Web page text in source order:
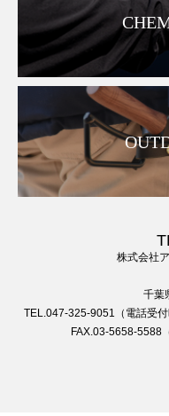
株式会社
千葉
TEL.047-325-9051（電話受
FAX.03-5658-5588